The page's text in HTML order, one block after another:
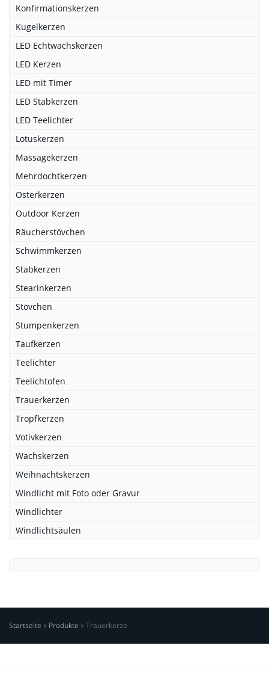
Konfirmationskerzen
Kugelkerzen
LED Echtwachskerzen
LED Kerzen
LED mit Timer
LED Stabkerzen
LED Teelichter
Lotuskerzen
Massagekerzen
Mehrdochtkerzen
Osterkerzen
Outdoor Kerzen
Räucherstövchen
Schwimmkerzen
Stabkerzen
Stearinkerzen
Stövchen
Stumpenkerzen
Taufkerzen
Teelichter
Teelichtofen
Trauerkerzen
Tropfkerzen
Votivkerzen
Wachskerzen
Weihnachtskerzen
Windlicht mit Foto oder Gravur
Windlichter
Windlichtsäulen
Startseite » Produkte »Trauerkerze